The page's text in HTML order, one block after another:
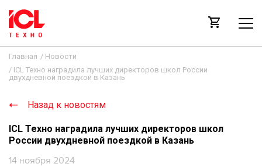
Главная / Новости
/ ICL Техно наградила лучших директоров школ России
двухдневной поездкой в Казань
Назад к новостям
ICL Техно наградила лучших директоров школ
России двухдневной поездкой в Казань
14 ноября 2024